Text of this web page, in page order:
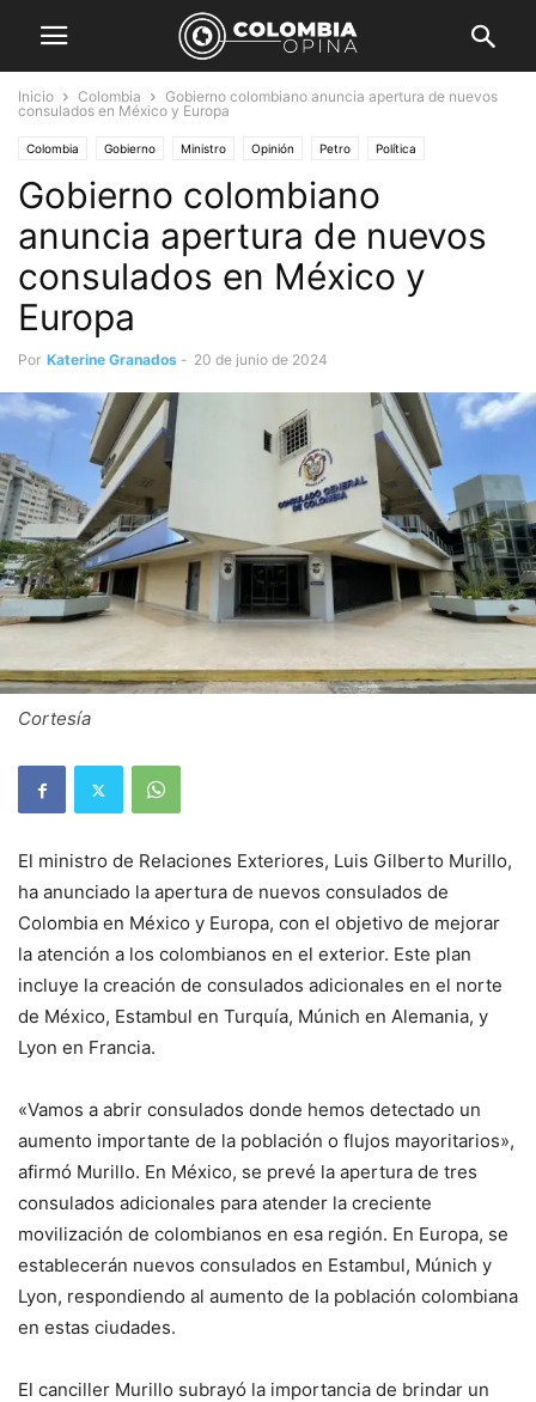
Inicio Colombia
Gobierno colombiano anuncia apertura de nuevos
consulados en México y Europa
Colombia Gobierno Ministro Opinión Petro Política
Gobierno colombiano
anuncia apertura de nuevos
consulados en México y
Europa
Por Katerine Granados - 20 de junio de 2024
Cortesía
El ministro de Relaciones Exteriores, Luis Gilberto Murillo,
ha anunciado la apertura de nuevos consulados de
Colombia en México y Europa, con el objetivo de mejorar
la atención a los colombianos en el exterior. Este plan
incluye la creación de consulados adicionales en el norte
de México, Estambul en Turquía, Múnich en Alemania, y
Lyon en Francia.
«Vamos a abrir consulados donde hemos detectado un
aumento importante de la población o flujos mayoritarios»,
afirmó Murillo. En México, se prevé la apertura de tres
consulados adicionales para atender la creciente
movilización de colombianos en esa región. En Europa, se
establecerán nuevos consulados en Estambul, Múnich y
Lyon, respondiendo al aumento de la población colombiana
en estas ciudades.
El canciller Murillo subrayó la importancia de brindar un